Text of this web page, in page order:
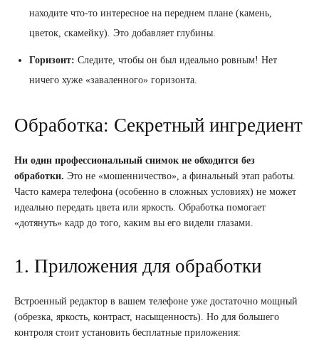
находите что-то интересное на переднем плане (камень,
цветок, скамейку). Это добавляет глубины.
Горизонт: Следите, чтобы он был идеально ровным! Нет
ничего хуже «заваленного» горизонта.
Обработка: Секретный ингредиент
Ни один профессиональный снимок не обходится без
обработки. Это не «мошенничество», а финальный этап работы.
Часто камера телефона (особенно в сложных условиях) не может
идеально передать цвета или яркость. Обработка помогает
«дотянуть» кадр до того, каким вы его видели глазами.
1. Приложения для обработки
Встроенный редактор в вашем телефоне уже достаточно мощный
(обрезка, яркость, контраст, насыщенность). Но для большего
контроля стоит установить бесплатные приложения: